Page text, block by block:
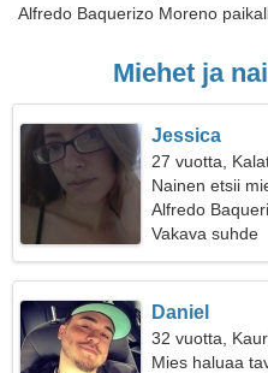
Alfredo Baquerizo Moreno
Miehet ja
Jessica
27 vuotta,
Nainen etsii
Alfredo
Vakava suhde
Daniel
32 vuotta,
Mies haluaa